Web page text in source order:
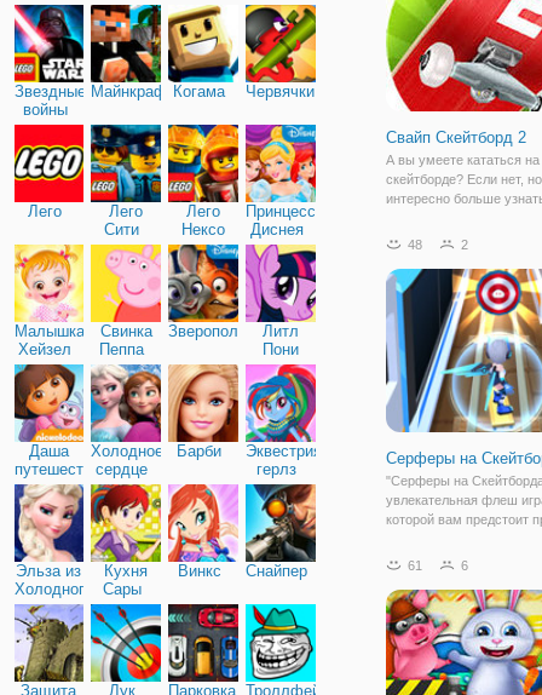
Звездные
войны
МайнкрафтКогама Червячки
Лего
Лего
Сити
Лего
Нексо
Найтс
Принцессы
Диснея
Малышка
Хейзел
Свинка
Пеппа
Зверополис
Литл
Пони
Дружба
Даша
путешественница
Холодное
сердце
Барби
Эквестрия
герлз
Эльза из
Холодного
сердца
Кухня
Сары
Винкс Снайпер
Защита
Лук Парковка Троллфейс
Свайп Скейтборд 2
А вы умеете кататься на
скейтборде? Если нет, но
интересно больше
присоединяйтесь в
симулятор езды на
разработанный в
движке
48 2
Серферы на
"Серферы на
увлекательная флеш
которой вам предстоит
ловкости. По игровому
напоминающий Сабвей
Здесь вам предстоит
61 6